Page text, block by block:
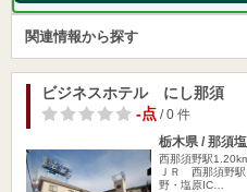
関連情報から探す
ビジネスホテル にし那須
-点/ 0 件
栃木県 / 那須
西那須野駅
ＪＲ 西那須野
野・塩原IC…